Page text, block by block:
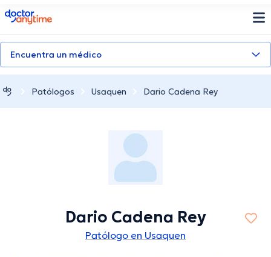
doctoranytime
Encuentra un médico
Patólogos Usaquen Dario Cadena Rey
Dario Cadena Rey
Patólogo en Usaquen